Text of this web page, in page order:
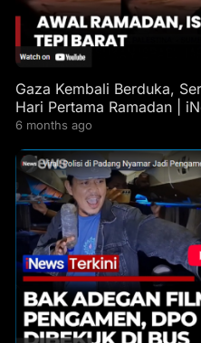
Gaza Kembali Berduka,
Hari Pertama Ramadan |
6 months ago